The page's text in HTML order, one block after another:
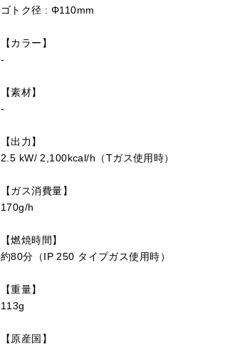
ゴトク径 : Φ110mm
【カラー】
-
【素材】
-
【出力】
2.5 kW/ 2,100kcal/h（Tガス使用時）
【ガス消費量】
170g/h
【燃焼時間】
約80分（IP 250 タイプガス使用時）
【重量】
113g
【原産国】